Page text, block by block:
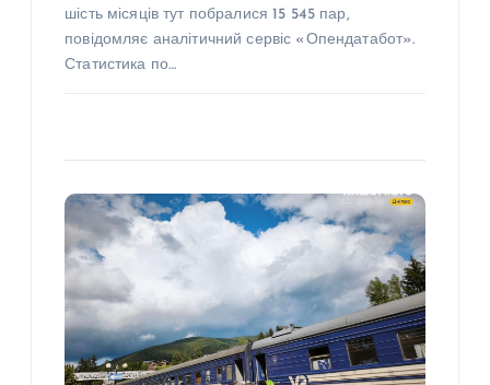
шість місяців тут побралися 15 545 пар,
повідомляє аналітичний сервіс «Опендатабот».
Статистика по…